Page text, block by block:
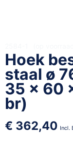
Hoek
staal ø
35 x 60
br)
€ 362,40
naar
het
begin
van
de
afbeeldingen-
gallerij